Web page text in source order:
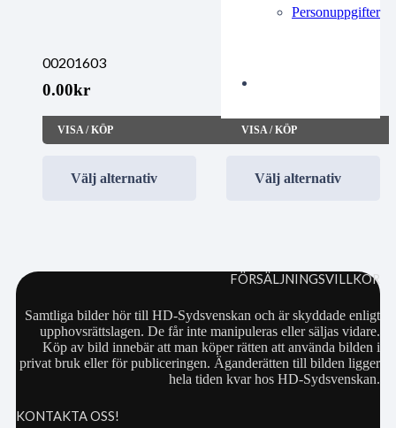
Personuppgifter
00201603
0.00kr
VISA / KÖP
Välj alternativ
0.00
VISA / KÖP
Välj alternativ
FÖRSÄLJNINGSVILLKOR
Samtliga bilder hör till HD-Sydsvenskan och är skyddade enligt
upphovsrättslagen. De får inte manipuleras eller säljas vidare.
Köp av bild innebär att man köper rätten att använda bilden i
privat bruk eller för publiceringen. Äganderätten till bilden ligger
hela tiden kvar hos HD-Sydsvenskan.
KONTAKTA OSS!